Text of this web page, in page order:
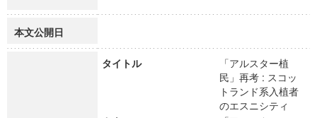
本文公開日
タイトル
「アルスター植
民」再考 : スコッ
トランド系入植者
のエスニシティ